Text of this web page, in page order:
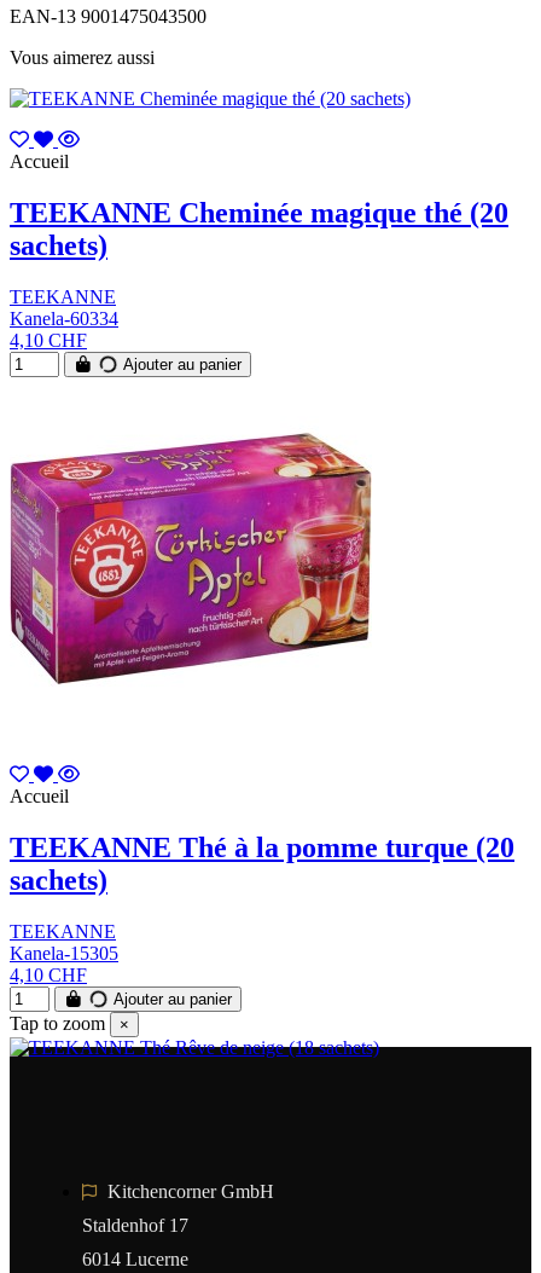
EAN-13 9001475043500
Vous aimerez aussi
Accueil
TEEKANNE Cheminée magique thé (20
sachets)
TEEKANNE
Kanela-60334
4,10 CHF
Ajouter au panier
Accueil
TEEKANNE Thé à la pomme turque (20
sachets)
TEEKANNE
Kanela-15305
4,10 CHF
Ajouter au panier
Tap to zoom ×
Kitchencorner GmbH
Staldenhof 17
6014 Lucerne